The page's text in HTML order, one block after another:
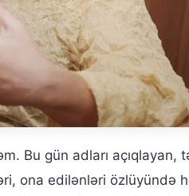
Bu gün adları açıqlayan,
ona edilənləri özlüyündə